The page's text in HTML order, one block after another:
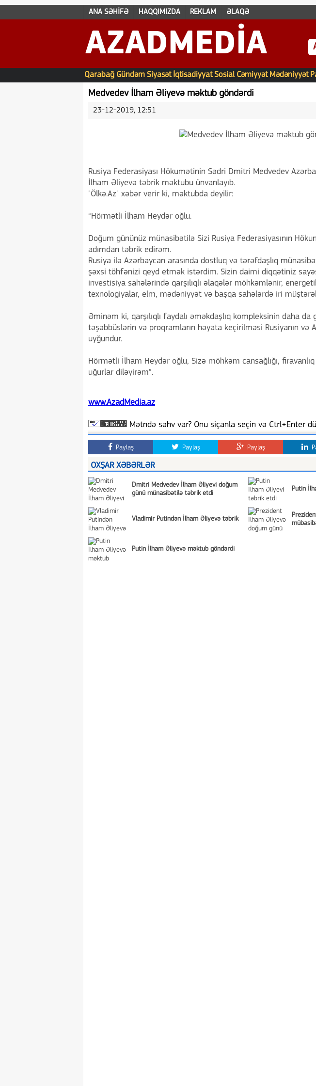
ANA SƏHİFƏ HAQQIMIZDA REKLAM ƏLAQƏ
AZADMEDIA
Qarabağ Gündəm Siyasət İqtisadiyyat Sosial Cəmiyyət Mədəniyyət
Medvedev İlham Əliyevə məktub göndərdi
23-12-2019, 12:51
Rusiya Federasiyası Hökumətinin Sədri Dmitri Medvedev
İlham Əliyevə təbrik məktubu ünvanlayıb.
"Ölkə.Az" xəbər verir ki, məktubda deyilir:
“Hörmətli İlham Heydər oğlu.
Doğum gününüz münasibətilə Sizi Rusiya Federasiyasının
adımdan təbrik edirəm.
Rusiya ilə Azərbaycan arasında dostluq və tərəfdaşlıq
şəxsi töhfənizi qeyd etmək istərdim. Sizin daimi diqqətiniz
investisiya sahələrində qarşılıqlı əlaqələr möhkəmlənir,
texnologiyalar, elm, mədəniyyət və başqa sahələrdə iri
Əminəm ki, qarşılıqlı faydalı əməkdaşlıq kompleksinin daha da
təşəbbüslərin və proqramların həyata keçirilməsi Rusiyanın və
uyğundur.
Hörmətli İlham Heydər oğlu, Sizə möhkəm cansağlığı,
uğurlar diləyirəm”.
www.AzadMedia.az
Mətndə səhv var? Onu siçanla seçin və Ctrl+Enter
Paylaş Paylaş Paylaş
OXŞAR XƏBƏRLƏR
Dmitri Medvedev İlham Əliyevi doğum
günü münasibətilə təbrik etdi
Putin
Vladimir Putindən İlham Əliyevə təbrik
Putin İlham Əliyevə məktub göndərdi